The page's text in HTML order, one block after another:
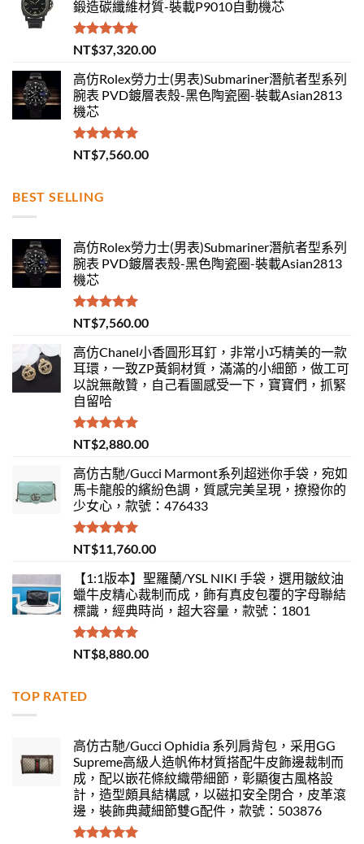
鍛造碳纖維材質-裝載P9010自動機芯
評分5.00
滿分 5
NT$37,320.00
高仿Rolex勞力士(男表)Submariner潛航者型系列
腕表 PVD鍍層表殼-黑色陶瓷圈-裝載Asian2813
機芯
評分 5.00
滿分 5
NT$7,560.00
BEST SELLING
高仿Rolex勞力士(男表)Submariner潛航者型系列
腕表 PVD鍍層表殼-黑色陶瓷圈-裝載Asian2813
機芯
評分 5.00
滿分 5
NT$7,560.00
高仿Chanel小香圓形耳釘，非常小巧精美的一款
耳環，一致ZP黃銅材質，滿滿的小細節，做工可
以說無敵贊，自己看圖感受一下，寶寶們，抓緊
自留哈
評分 5.00
滿分 5
NT$2,880.00
高仿古馳/Gucci Marmont系列超迷你手袋，宛如
馬卡龍般的繽紛色調，質感完美呈現，撩撥你的
少女心，款號：476433
評分5.00
滿分 5
NT$11,760.00
【1:1版本】聖羅蘭/YSL NIKI 手袋，選用皺紋油
蠟牛皮精心裁制而成，飾有真皮包覆的字母聯結
標識，經典時尚，超大容量，款號：1801
評分 5.00
滿分 5
NT$8,880.00
TOP RATED
高仿古馳/Gucci Ophidia 系列肩背包，采用GG
Supreme高級人造帆佈材質搭配牛皮飾邊裁制而
成，配以嵌花條紋織帶細節，彰顯復古風格設
計，造型頗具結構感，以磁扣安全閉合，皮革滾
邊，裝飾典藏細節雙G配件，款號：503876